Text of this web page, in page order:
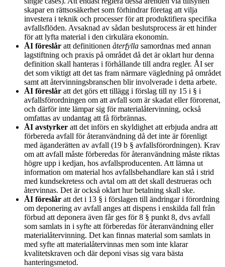
skapar en rättsosäkerhet som förhindrar företag att vilja
investera i teknik och processer för att produktifiera specifika
avfallsflöden. Avsaknad av sådan beslutsprocess är ett hinder
för att lyfta material i den cirkulära ekonomin.
ÅI föreslår att definitionen återfylla samordnas med annan
lagstiftning och praxis på området då det är oklart hur denna
definition skall hanteras i förhållande till andra regler. ÅI ser
det som viktigt att det tas fram närmare vägledning på området
samt att återvinningsbranschen blir involverade i detta arbete.
ÅI föreslår att det görs ett tillägg i förslag till ny 15 i § i
avfallsförordningen om att avfall som är skadat eller förorenat,
och därför inte lämpar sig för materialåtervinning, också
omfattas av undantag att få förbrännas.
ÅI avstyrker att det införs en skyldighet att erbjuda andra att
förbereda avfall för återanvändning då det inte är förenligt
med äganderätten av avfall (19 b § avfallsförordningen). Krav
om att avfall måste förberedas för återanvändning måste riktas
högre upp i kedjan, hos avfallsproducenten. Att lämna ut
information om material hos avfallsbehandlare kan stå i strid
med kundsekretess och avtal om att det skall destrueras och
återvinnas. Det är också oklart hur betalning skall ske.
ÅI föreslår att det i 13 § i förslagen till ändringar i förordning
om deponering av avfall anges att dispens i enskilda fall från
förbud att deponera även får ges för 8 § punkt 8, dvs avfall
som samlats in i syfte att förberedas för återanvändning eller
materialåtervinning. Det kan finnas material som samlats in
med syfte att materialåtervinnas men som inte klarar
kvalitetskraven och där deponi visas sig vara bästa
hanteringsmetod.